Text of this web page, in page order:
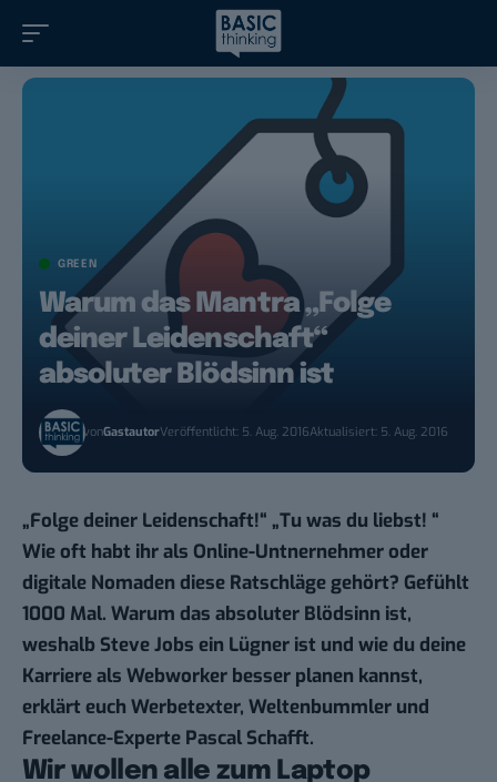
GREEN
Warum das Mantra „Folge
deiner Leidenschaft“
absoluter Blödsinn ist
vonGastautorVeröffentlicht: 5. Aug. 2016Aktualisiert: 5. Aug. 2016
„Folge deiner Leidenschaft!“ „Tu was du liebst! “
Wie oft habt ihr als Online-Untnernehmer oder
digitale Nomaden diese Ratschläge gehört? Gefühlt
1000 Mal. Warum das absoluter Blödsinn ist,
weshalb Steve Jobs ein Lügner ist und wie du deine
Karriere als Webworker besser planen kannst,
erklärt euch Werbetexter, Weltenbummler und
Freelance-Experte Pascal Schafft.
Wir wollen alle zum Laptop